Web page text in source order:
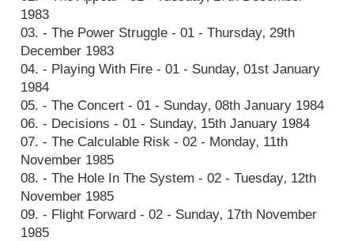
1983
03. - The Power Struggle - 01 - Thursday‚ 29th
December 1983
04. - Playing With Fire - 01 - Sunday‚ 01st January
1984
05. - The Concert - 01 - Sunday‚ 08th January 1984
06. - Decisions - 01 - Sunday‚ 15th January 1984
07. - The Calculable Risk - 02 - Monday‚ 11th
November 1985
08. - The Hole In The System - 02 - Tuesday‚ 12th
November 1985
09. - Flight Forward - 02 - Sunday‚ 17th November
1985